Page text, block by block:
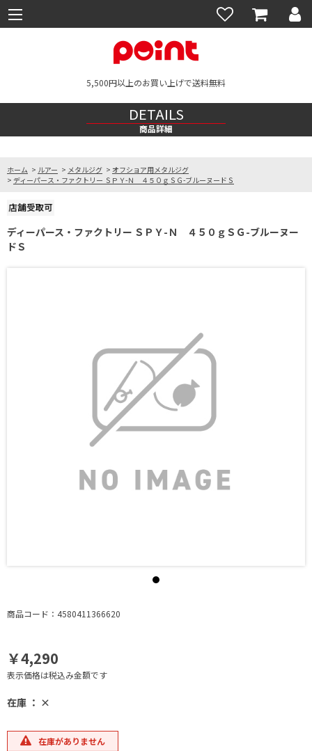
5,500円以上のお買い上げで送料無料
DETAILS
商品詳細
ホーム > ルアー > メタルジグ > オフショア用メタルジグ
> ディーパース・ファクトリー ＳＰＹ-Ｎ ４５０ｇＳＧ-ブルーヌードＳ
ディーパース・ファクトリー ＳＰＹ-Ｎ ４５０ｇＳＧ-ブルーヌー
ドＳ
商品コード：4580411366620
￥4,290
表示価格は税込み金額です
在庫 ： ×
在庫がありません